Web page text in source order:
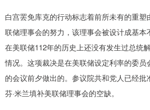
白宫罢免库克的行动标志着前所未有的重塑
联储理事会的努力，该理事会被设计成基本
在美联储112年的历史上还没有发生过总统
情况。这项裁决是在美联储设定利率的委员
的会议前夕做出的。参议院共和党人已经批
芬·米兰填补美联储理事会的空缺。